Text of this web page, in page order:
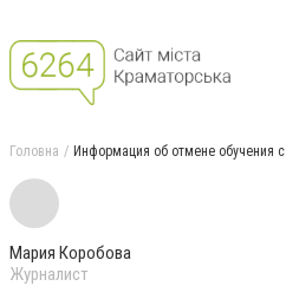
Головна Информация об отмене обучения
Мария Коробова
Журналист